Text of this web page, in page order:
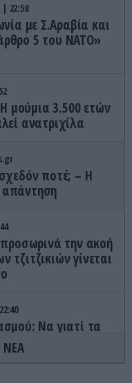
22:58
με Σ.Αραβία και
5 του ΝΑΤΟ»
μούμια 3.500 ετών
ανατριχίλα
ποτέ; – Η
απάντηση
την ακοή
γίνεται
22:40
Να γιατί τα
έχουν κόκκινο
ΝΕΑ